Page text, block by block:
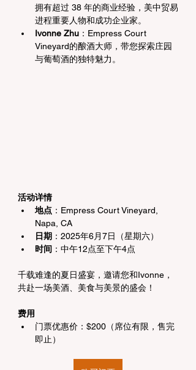
拥有超过 38 年的商业经验，美中贸易
进程重要人物和成功企业家。
Ivonne Zhu ：Empress Court
Vineyard的酿酒大师，带您探索庄园
与葡萄酒的独特魅力。
活动详情
地点 ：Empress Court Vineyard,
Napa, CA
日期 ：2025年6月7日（星期六）
时间 ：中午12点至下午4点
千载难逢的夏日盛宴，邀请您和Ivonne，
共赴一场美酒、美食与美景的盛会！
费用
门票优惠价：$200（席位有限，售完
即止）